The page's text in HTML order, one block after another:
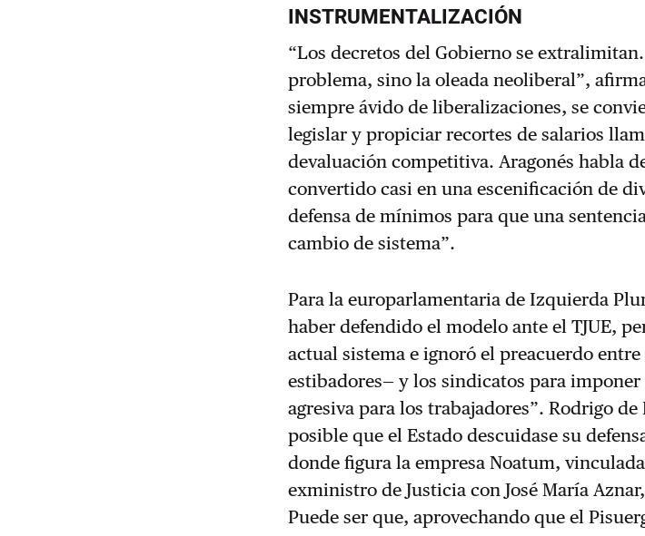
INSTRUMENTALIZACIÓN
“Los decretos del Gobierno se
problema, sino la oleada neoliberal”,
siempre ávido de liberalizaciones, se
legislar y propiciar recortes de salarios
devaluación competitiva. Aragonés habla
convertido casi en una escenificación de
defensa de mínimos para que una
cambio de sistema”.
Para la europarlamentaria de Izquierda
haber defendido el modelo ante el TJUE,
actual sistema e ignoró el preacuerdo
estibadores— y los sindicatos para
agresiva para los trabajadores”. Rodrigo
posible que el Estado descuidase su
donde figura la empresa Noatum,
exministro de Justicia con José María
Puede ser que, aprovechando que el